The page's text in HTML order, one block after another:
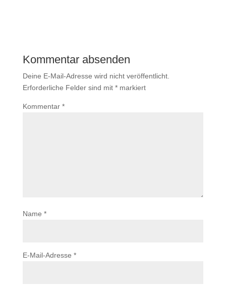
Kommentar absenden
Deine E-Mail-Adresse wird nicht veröffentlicht.
Erforderliche Felder sind mit *markiert
Kommentar *
Name *
E-Mail-Adresse *